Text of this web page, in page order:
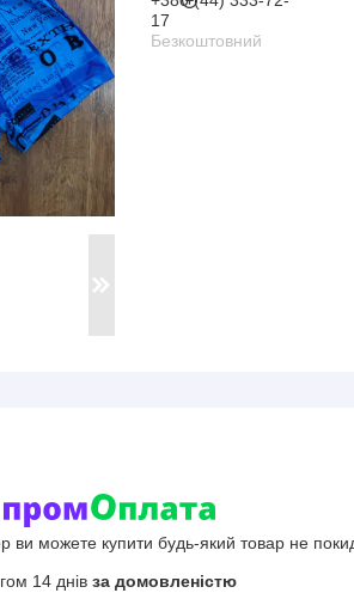
17
Безкоштовний
ви можете купити будь-який товар не
14 днів за домовленістю